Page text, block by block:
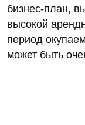
бизнес-план,
высокой
период
может быть